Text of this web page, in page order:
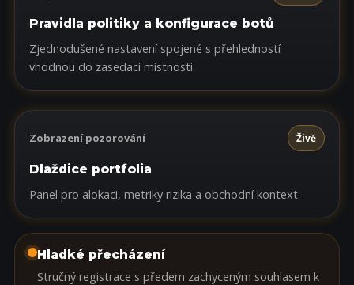
Pravidla politiky a konfigurace botů
Zjednodušené nastavení spojené s přehledností
vhodnou do zasedací místnosti.
Zobrazení pozorování Živě
Dlaždice portfolia
Panel pro alokaci, metriky rizika a obchodní kontext.
Hladké přecházení
Stručný registrace s předem zachyceným souhlasem k